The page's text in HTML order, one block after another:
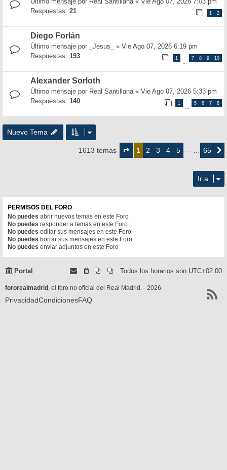
Respuestas: 21 1 2
Diego Forlán
Último mensaje por _Jesus_ « Vie Ago 07, 2026 6:19 pm
Respuestas: 193 1
…
7 8 9 10
Alexander Sorloth
Último mensaje por Real Santillana« Vie Ago 07, 2026 5:33 pm
Respuestas: 140 1
…
5 6 7 8
Nuevo Tema
1613 temas
de
1 2 3 4 5 --- … 65
Ir a
PERMISOS DEL FORO
No puedes abrir nuevos temas en este Foro
No puedes responder a temas en este Foro
No puedes editar sus mensajes en este Foro
No puedes borrar sus mensajes en este Foro
No puedes enviar adjuntos en este Foro
Portal Todos los horarios son UTC+02:00
fororealmadrid , el foro no oficial del Real Madrid. - 2026
PrivacidadCondicionesFAQ